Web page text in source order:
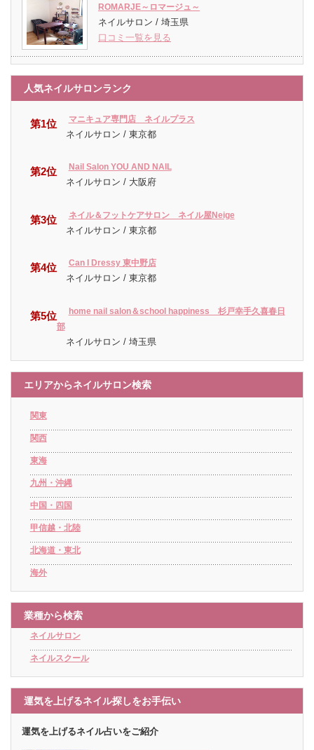
ROMARJE～ロマージュ～
ネイルサロン / 埼玉県
口コミ一覧を見る
人気ネイルサロンランク
第1位 マニキュア専門店 ネイルプラス
ネイルサロン / 東京都
第2位 Nail Salon YOU AND NAIL
ネイルサロン / 大阪府
第3位 ネイル＆フットケアサロン ネイル屋Neige
ネイルサロン / 東京都
第4位 Can I Dressy 東中野店
ネイルサロン / 東京都
第5位
home nail salon＆school happiness 杉戸幸手久喜春日
部
ネイルサロン / 埼玉県
エリアからネイルサロン検索
関東
関西
東海
九州・沖縄
中国・四国
甲信越・北陸
北海道・東北
海外
業種から検索
ネイルサロン
ネイルスクール
運気を上げるネイル探しをお手伝い
運気を上げるネイル占いをご紹介